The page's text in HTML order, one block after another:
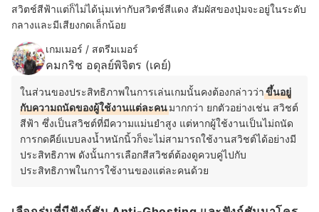
สวิตช์สีฟ้าแต่ก็ไม่ได้นุ่มเท่ากับสวิตช์สีแดง สัมผัสของปุ่มจะอยู่ในระดับ
กลางและมีเสียงกดเล็กน้อย
เกมเมอร์ / สตรีมเมอร์
คมกริช อดุลย์พิจิตร (เคย์)
ในส่วนของประสิทธิภาพในการเล่นเกมนั้นคงต้องกล่าวว่าขึ้นอยู่
กับความถนัดของผู้ใช้งานแต่ละคนมากกว่า ยกตัวอย่างเช่น สวิชต์
สีฟ้า ซึ่งเป็นสวิชต์ที่มีความแม่นยำสูง แต่หากผู้ใช้งานเป็นไม่ถนัด
การกดคีย์แบบลงน้ำหนักนิ้วก็จะไม่สามารถใช้งานสวิชต์ได้อย่างมี
ประสิทธิภาพ ดังนั้นการเลือกสีสวิชต์ต้องดูควบคู่ไปกับ
ประสิทธิภาพในการใช้งานของแต่ละคนด้วย